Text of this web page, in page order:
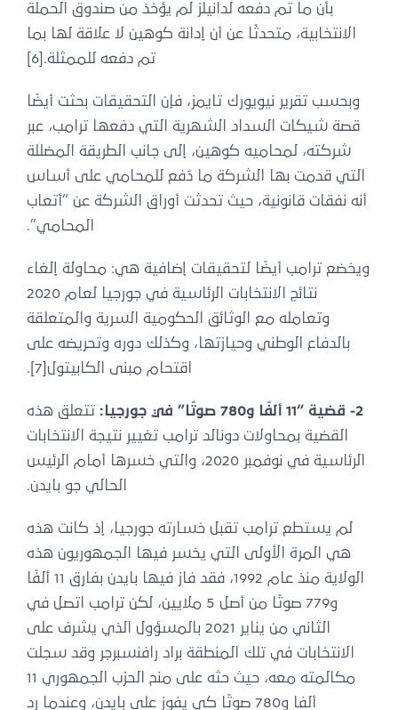
بأن ما تم دفعه لدانيلز لم يؤخذ من صندوق الحملة
الانتخابية، متحدثًا عن أن إدانة كوهين لا علاقة لها بما
تم دفعه للممثلة.[6]
وبحسب تقرير نيويورك تايمز، فإن التحقيقات بحثت أيضًا
قصة شيكات السداد الشهرية التي دفعها ترامب، عبر
شركته، لمحاميه كوهين، إلى جانب الطريقة المضللة
التي قدمت بها الشركة ما دُفع للمحامي على أساس
أنه نفقات قانونية، حيث تحدثت أوراق الشركة عن “أتعاب
المحامي”.
ويخضع ترامب أيضًا لتحقيقات إضافية هي: محاولة إلغاء
نتائج الانتخابات الرئاسية في جورجيا لعام 2020
وتعامله مع الوثائق الحكومية السرية والمتعلقة
بالدفاع الوطني وحيازتها، وكذلك دوره وتحريضه على
اقتحام مبنى الكابيتول[7].
2- قضية “11 ألفًا و780 صوتًا” في جورجيا:
تتعلق هذه
القضية بمحاولات دونالد ترامب تغيير نتيجة الانتخابات
الرئاسية في نوفمبر 2020، والتي خسرها أمام الرئيس
الحالي جو بايدن.
لم يستطع ترامب تقبل خسارته جورجيا، إذ كانت هذه
هي المرة الأولى التي يخسر فيها الجمهوريون هذه
الولاية منذ عام 1992، فقد فاز فيها بايدن بفارق 11 ألفًا
و779 صوتًا من أصل 5 ملايين، لكن ترامب اتصل في
الثاني من يناير 2021 بالمسؤول الذي يشرف على
الانتخابات في تلك المنطقة براد رافنسبرجر وقد سجلت
مكالمته معه، حيث حثه على منح الحزب الجمهوري 11
ألفا و780 صوتًا كي يفوز على بايدن، وعندما رد